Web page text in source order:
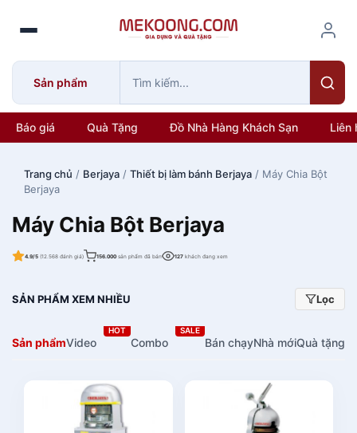
o
Sản phẩm
Báo giá Quà Tặng Đồ Nhà Hàng Khách Sạn Liên
Trang chủ / Berjaya / Thiết bị làm bánh Berjaya / Máy Chia Bột
Berjaya
Máy Chia Bột Berjaya
4.9/5 (12.568 đánh giá) 156.000 sản phẩm đã bán 127 khách đang xem
SẢN PHẨM XEM NHIỀU Lọc
Sản phẩmVideo
HOT
Combo
SALE
Bán chạyNhà mớiQuà tặng